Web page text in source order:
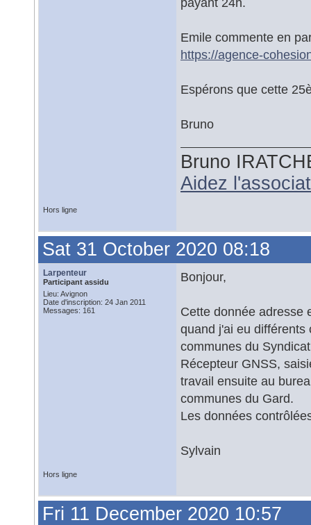
Emile commente en
https://agence-
Espérons que cette
Bruno
Bruno
Aidez
Hors ligne
Sat 31 October 2020 08:18
Larpenteur
Participant assidu
Lieu: Avignon
Date d'inscription: 24 Jan 2011
Messages: 161
Bonjour,
Cette donnée adresse
quand j'ai eu
communes du
Récepteur GNSS,
travail ensuite au
communes du Gard.
Les données
Sylvain
Hors ligne
Fri 11 December 2020 10:57